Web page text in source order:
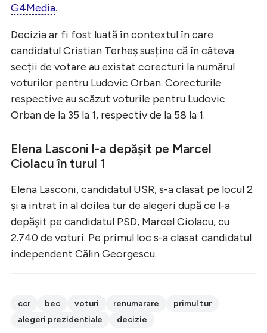
G4Media.
Decizia ar fi fost luată în contextul în care
candidatul Cristian Terheș susține că în câteva
secții de votare au existat corecturi la numărul
voturilor pentru Ludovic Orban. Corecturile
respective au scăzut voturile pentru Ludovic
Orban de la 35 la 1, respectiv de la 58 la 1.
Elena Lasconi l-a depășit pe Marcel
Ciolacu în turul 1
Elena Lasconi, candidatul USR, s-a clasat pe locul 2
și a intrat în al doilea tur de alegeri după ce l-a
depășit pe candidatul PSD, Marcel Ciolacu, cu
2.740 de voturi. Pe primul loc s-a clasat candidatul
independent Călin Georgescu.
ccr bec voturi renumarare
primul tur
alegeri prezidentiale
decizie